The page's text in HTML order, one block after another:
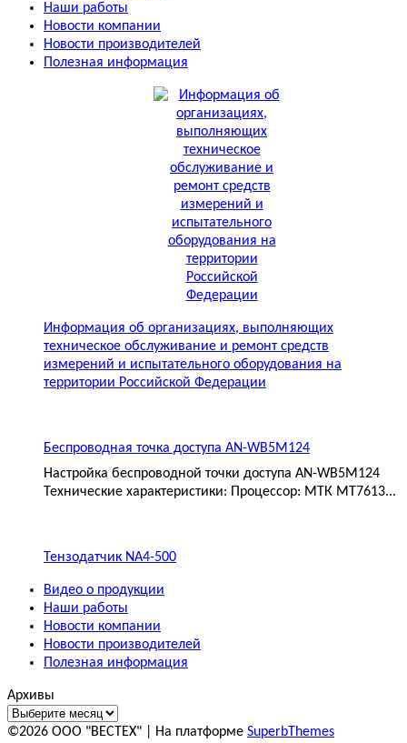
Наши работы
Новости компании
Новости производителей
Полезная информация
Информация об организациях, выполняющих
техническое обслуживание и ремонт средств
измерений и испытательного оборудования на
территории Российской Федерации
Беспроводная точка доступа AN-WB5M124
Настройка беспроводной точки доступа AN-WB5M124
Технические характеристики: Процессор: МТК MT7613...
Тензодатчик NA4-500
Видео о продукции
Наши работы
Новости компании
Новости производителей
Полезная информация
Архивы
©2026 ООО "ВЕСТЕХ" | На платформе SuperbThemes